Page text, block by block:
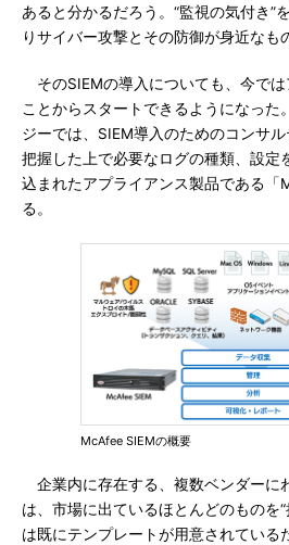
あると分かるだろう。“監視の気付き”
りサイバー攻撃とその防御が身近なも
そのSIEMの導入についても、今で
ことからスタートできるようになった
ジーでは、SIEM導入のためのコンサ
把握した上で必要なログの種類、設定
込まれたアプライアンス製品である「
る。
McAfee SIEMの概要
企業内に存在する、複数ベンダーに
は、市場に出ているほとんどのものを
は既にテンプレートが用意されている